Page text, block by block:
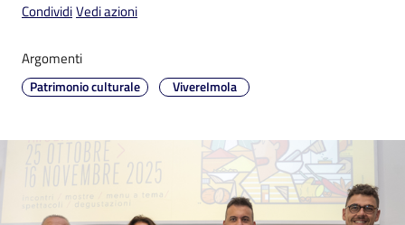
Argomenti
PNRR
on-
line
CondividiVedi azioni
Argomenti
Patrimonio culturale VivereImola